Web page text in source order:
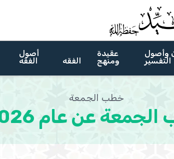
وأصول
التفسير
عقيدة
ومنهج الفقه
أصول
الفقه
خطب الجمعة
عن عام 2026